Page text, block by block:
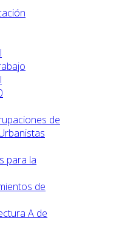
de
para la
de
A de